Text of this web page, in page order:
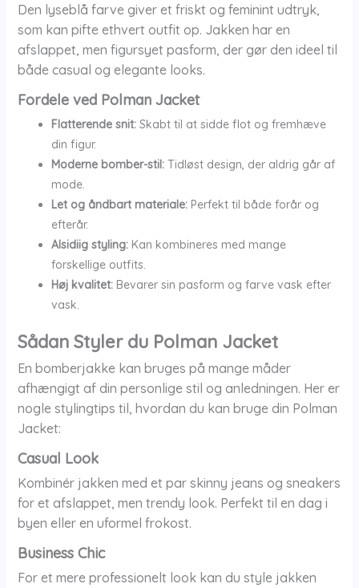
Den lyseblå farve giver et friskt og feminint udtryk,
som kan pifte ethvert outfit op. Jakken har en
afslappet, men figursyet pasform, der gør den ideel til
både casual og elegante looks.
Fordele ved Polman Jacket
Flatterende snit:Skabt til at sidde flot og fremhæve
din figur.
Moderne bomber-stil:Tidløst design, der aldrig går af
mode.
Let og åndbart materiale:Perfekt til både forår og
efterår.
Alsidiig styling:Kan kombineres med mange
forskellige outfits.
Høj kvalitet:Bevarer sin pasform og farve vask efter
vask.
Sådan Styler du Polman Jacket
En bomberjakke kan bruges på mange måder
afhængigt af din personlige stil og anledningen. Her er
nogle stylingtips til, hvordan du kan bruge din Polman
Jacket:
Casual Look
Kombinér jakken med et par skinny jeans og sneakers
for et afslappet, men trendy look. Perfekt til en dag i
byen eller en uformel frokost.
Business Chic
For et mere professionelt look kan du style jakken